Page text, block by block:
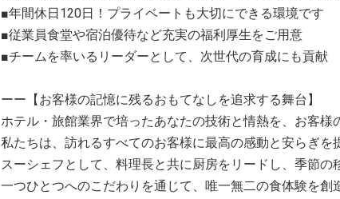
■年間休日120日！プライベートも大切にできる環境です
■従業員食堂や宿泊優待など充実の福利厚生をご用意
■チームを率いるリーダーとして、次世代の育成にも貢献
ーー【お客様の記憶に残るおもてなしを追求する舞台】
ホテル・旅館業界で培ったあなたの技術と情熱を、お客様
私たちは、訪れるすべてのお客様に最高の感動と安らぎを
スーシェフとして、料理長と共に厨房をリードし、季節
一つひとつへのこだわりを通じて、唯一無二の食体験を創